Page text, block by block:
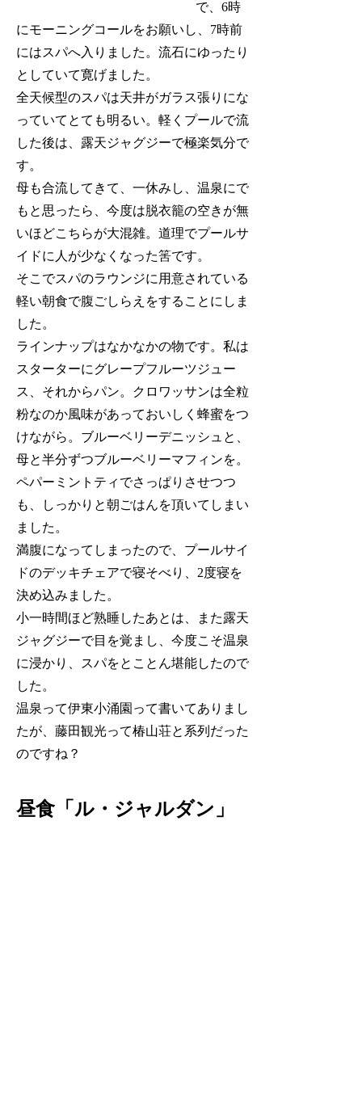
で、6時
にモーニングコールをお願いし、7時前
にはスパへ入りました。流石にゆったり
としていて寛げました。
全天候型のスパは天井がガラス張りにな
っていてとても明るい。軽くプールで流
した後は、露天ジャグジーで極楽気分で
す。
母も合流してきて、一休みし、温泉にで
もと思ったら、今度は脱衣籠の空きが無
いほどこちらが大混雑。道理でプールサ
イドに人が少なくなった筈です。
そこでスパのラウンジに用意されている
軽い朝食で腹ごしらえをすることにしま
した。
ラインナップはなかなかの物です。私は
スターターにグレープフルーツジュー
ス、それからパン。クロワッサンは全粒
粉なのか風味があっておいしく蜂蜜をつ
けながら。ブルーベリーデニッシュと、
母と半分ずつブルーベリーマフィンを。
ペパーミントティでさっぱりさせつつ
も、しっかりと朝ごはんを頂いてしまい
ました。
満腹になってしまったので、プールサイ
ドのデッキチェアで寝そべり、2度寝を
決め込みました。
小一時間ほど熟睡したあとは、また露天
ジャグジーで目を覚まし、今度こそ温泉
に浸かり、スパをとことん堪能したので
した。
温泉って伊東小涌園って書いてありまし
たが、藤田観光って椿山荘と系列だった
のですね？
昼食「ル・ジャルダン」